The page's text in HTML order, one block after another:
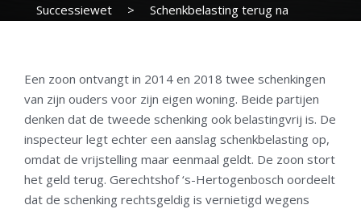
Successiewet
>
Schenkbelasting terug na
Een zoon ontvangt in 2014 en 2018 twee schenkingen
van zijn ouders voor zijn eigen woning. Beide partijen
denken dat de tweede schenking ook belastingvrij is. De
inspecteur legt echter een aanslag schenkbelasting op,
omdat de vrijstelling maar eenmaal geldt. De zoon stort
het geld terug. Gerechtshof ‘s-Hertogenbosch oordeelt
dat de schenking rechtsgeldig is vernietigd wegens